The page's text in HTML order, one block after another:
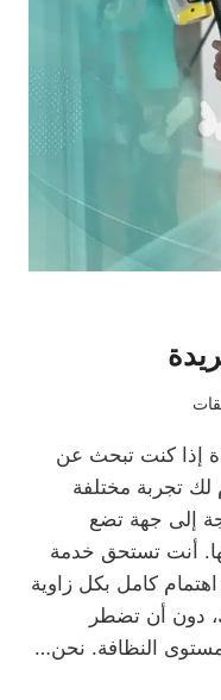
إذا كنت تبحث عن
تجربة مختلفة
إلى جهة تضع
أنت تستحق خدمة
كامل بكل زاوية
دون أن تضطر
مستوى النظافة. نحن…